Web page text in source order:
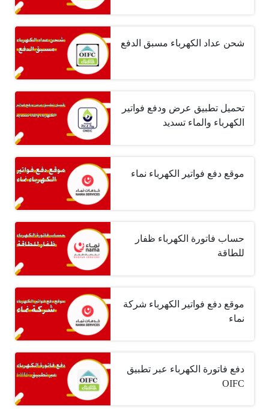
شحن عداد الكهرباء مسبق الدفع
تحميل تطبيق عرض ودفع فواتير
الكهرباء والماء تسديد
موقع دفع فواتير الكهرباء نماء
حساب فاتورة الكهرباء ظفار
للطاقة
موقع دفع فواتير الكهرباء شركة
نماء
دفع فاتورة الكهرباء عبر تطبيق
OIFC